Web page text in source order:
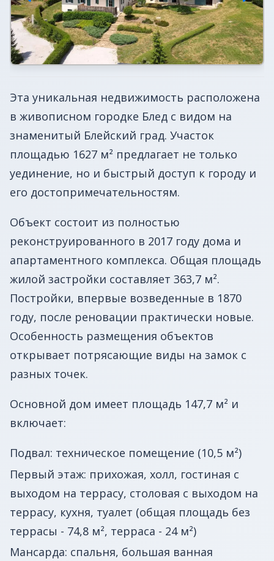
Эта уникальная недвижимость расположена
в живописном городке Блед с видом на
знаменитый Блейский град. Участок
площадью 1627 м² предлагает не только
уединение, но и быстрый доступ к городу и
его достопримечательностям.
Объект состоит из полностью
реконструированного в 2017 году дома и
апартаментного комплекса. Общая площадь
жилой застройки составляет 363,7 м².
Постройки, впервые возведенные в 1870
году, после реновации практически новые.
Особенность размещения объектов
открывает потрясающие виды на замок с
разных точек.
Основной дом имеет площадь 147,7 м² и
включает:
Подвал: техническое помещение (10,5 м²)
Первый этаж: прихожая, холл, гостиная с
выходом на террасу, столовая с выходом на
террасу, кухня, туалет (общая площадь без
террасы - 74,8 м², терраса - 24 м²)
Мансарда: спальня, большая ванная